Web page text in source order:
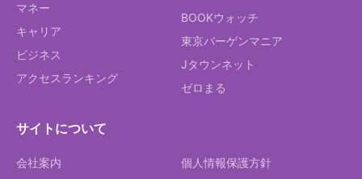
マネー
キャリア
ビジネス
アクセスランキング
BOOKウォッチ
東京バーゲンマニア
Jタウンネット
ゼロまる
サイトについて
会社案内 個人情報保護方針